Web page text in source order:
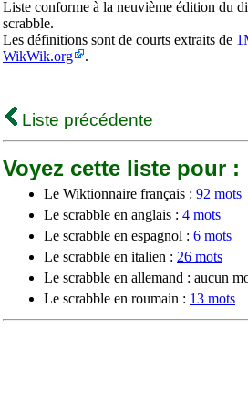
Liste conforme à la neuvième édition du
scrabble.
Les définitions sont de courts extraits de
WikWik.org
.
Liste précédente
Voyez cette liste pour :
Le Wiktionnaire français : 92 mots
Le scrabble en anglais : 4 mots
Le scrabble en espagnol : 6 mots
Le scrabble en italien : 26 mots
Le scrabble en allemand : aucun
Le scrabble en roumain : 13 mots